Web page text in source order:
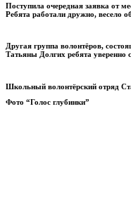
Поступила очередная заявка от
Ребята работали дружно, весело
Другая группа волонтёров,
Татьяны Долгих ребята уверенно
Школьный волонтёрский отряд
Фото “Голос глубинки”